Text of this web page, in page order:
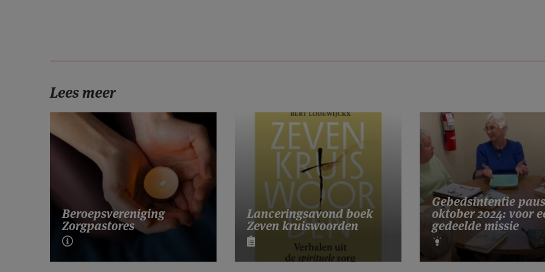
Lees meer
Beroepsvereniging
Zorgpastores
Lanceringsavond boek
Zeven kruiswoorden
Gebedsintentie paus
oktober 2024: voor
gedeelde missie